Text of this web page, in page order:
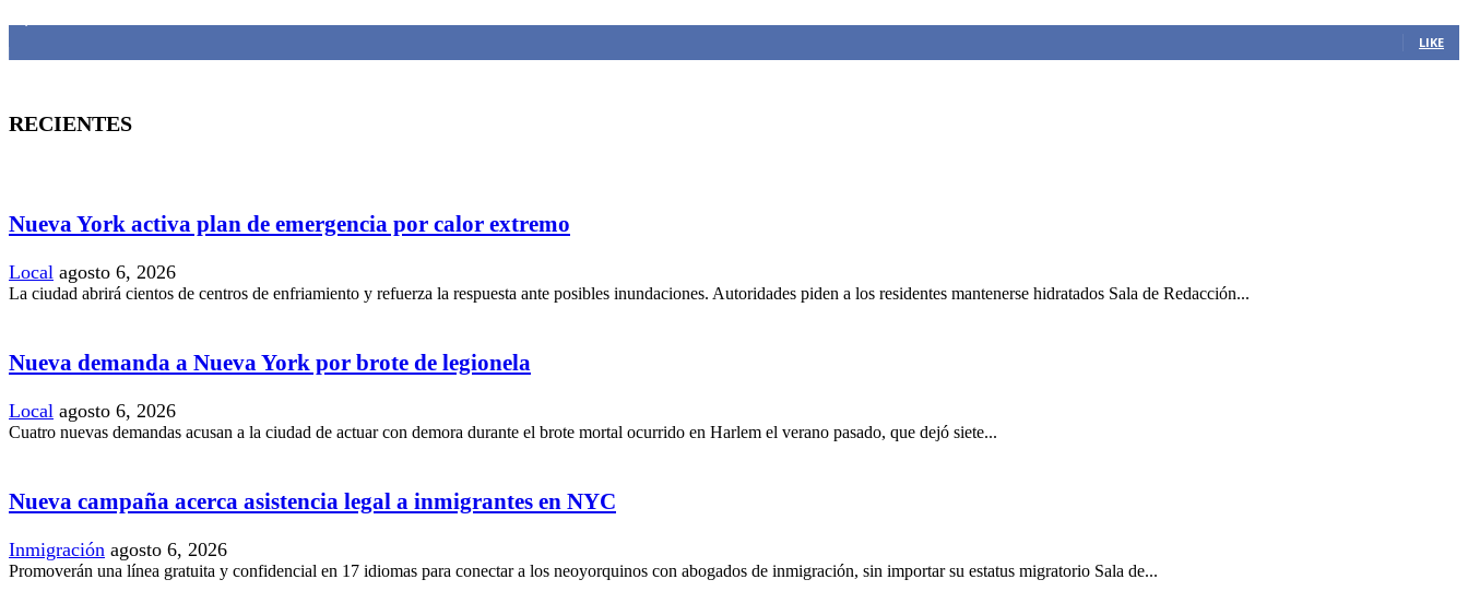
LIKE
RECIENTES
Nueva York activa plan de emergencia por calor extremo
Local agosto 6, 2026
La ciudad abrirá cientos de centros de enfriamiento y refuerza la respuesta ante posibles inundaciones. Autoridades piden a los residentes mantenerse hidratados Sala de Redacción...
Nueva demanda a Nueva York por brote de legionela
Local agosto 6, 2026
Cuatro nuevas demandas acusan a la ciudad de actuar con demora durante el brote mortal ocurrido en Harlem el verano pasado, que dejó siete...
Nueva campaña acerca asistencia legal a inmigrantes en NYC
Inmigración agosto 6, 2026
Promoverán una línea gratuita y confidencial en 17 idiomas para conectar a los neoyorquinos con abogados de inmigración, sin importar su estatus migratorio Sala de...